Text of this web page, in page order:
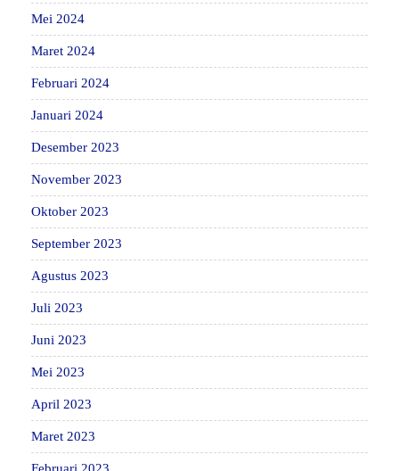
Mei 2024
Maret 2024
Februari 2024
Januari 2024
Desember 2023
November 2023
Oktober 2023
September 2023
Agustus 2023
Juli 2023
Juni 2023
Mei 2023
April 2023
Maret 2023
Februari 2023